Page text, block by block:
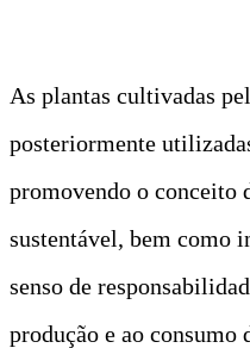
As plantas cultivadas
posteriormente
promovendo o conceito
sustentável, bem como
senso de
produção e ao consumo